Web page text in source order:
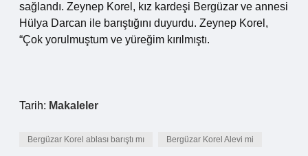
sağlandı. Zeynep Korel, kız kardeşi Bergüzar ve annesi
Hülya Darcan ile barıştığını duyurdu. Zeynep Korel,
“Çok yorulmuştum ve yüreğim kırılmıştı.
Tarih: Makaleler
Bergüzar Korel ablası barıştı mı Bergüzar Korel Alevi mi